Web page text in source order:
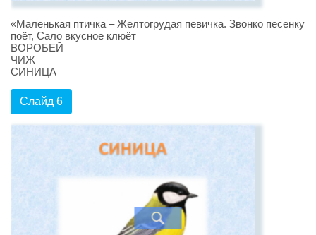
«Маленькая птичка – Желтогрудая певичка. Звонко песенку
поёт, Сало вкусное клюёт
ВОРОБЕЙ
ЧИЖ
СИНИЦА
Слайд 6